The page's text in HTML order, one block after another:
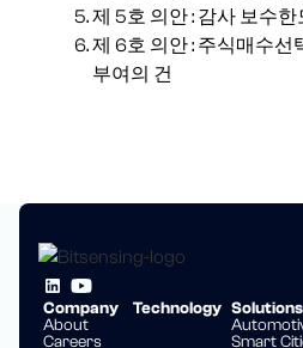
제 5호 의안 : 감사 보수한
제 6호 의안 : 주식매수선
부여의 건
Company
About
Careers
Technology Solutions
Smart